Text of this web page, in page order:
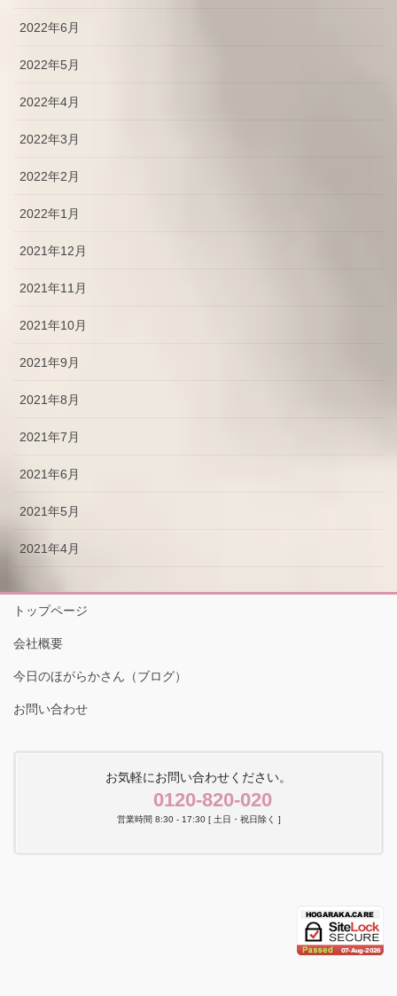
2022年6月
2022年5月
2022年4月
2022年3月
2022年2月
2022年1月
2021年12月
2021年11月
2021年10月
2021年9月
2021年8月
2021年7月
2021年6月
2021年5月
2021年4月
トップページ
会社概要
今日のほがらかさん（ブログ）
お問い合わせ
お気軽にお問い合わせください。
0120-820-020
営業時間 8:30 - 17:30 [ 土日・祝日除く ]